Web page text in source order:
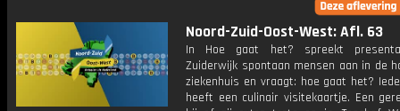
Noord-Zuid-Oost-West: Afl. 63
In Hoe gaat het? spreekt
Zuiderwijk spontaan mensen aan in de
ziekenhuis en vraagt: hoe gaat het?
heeft een culinair visitekaartje. Een